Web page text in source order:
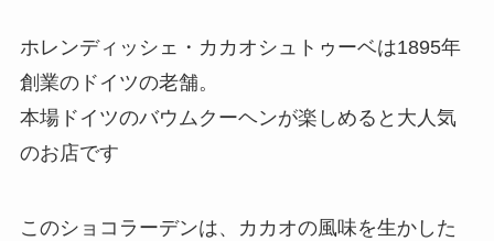
ホレンディッシェ・カカオシュトゥーベは1895年
創業のドイツの老舗。
本場ドイツのバウムクーヘンが楽しめると大人気
のお店です
このショコラーデンは、カカオの風味を生かした